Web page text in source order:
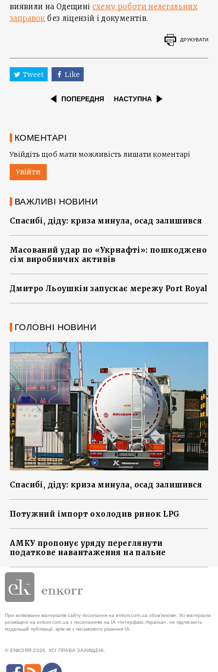
виявили на Одещині схему роботи нелегальних
заправок без ліцензій і документів.
ДРУКУВАТИ
Tweet Like
ПОПЕРЕДНЯ НАСТУПНА
КОМЕНТАРІ
Увійдіть щоб мати можливість лишати коментарі
Увійти
ВАЖЛИВІ НОВИНИ
Спасибі, діду: криза минула, осад залишився
Масований удар по «Укрнафті»: пошкоджено
сім виробничих активів
Дмитро Льоушкін запускає мережу Port Royal
ГОЛОВНІ НОВИНИ
Спасибі, діду: криза минула, осад залишився
Потужний імпорт охолодив ринок LPG
АМКУ пропонує уряду переглянути
податкове навантаження на пальне
При копіюванні матеріалів сайту посилання на enkorr.com.ua обов'язкове. Усі матеріали,
розміщені на enkorr.com.ua з посиланням на ІА «Інтерфакс-Україна», не підлягають
подальшій публікації, крім як з письмового рішення ІА.
© ENKORR 2026. УСІ ПРАВА ЗАХИЩЕНІ.